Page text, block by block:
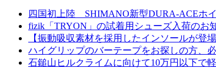
四国初上陸 SHIMANO新型DURA-ACEホ
fizik「TRYON」の試着用シューズ入荷のお
【振動吸収素材を採用したインソールが登場
ハイグリップのバーテープをお探しの方、
石鎚山ヒルクライムに向けて10万円以下で